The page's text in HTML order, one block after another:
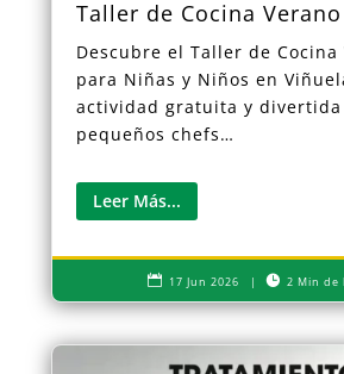
Taller de Cocina
Descubre el Taller de Cocina
para Niñas y Niños en
actividad gratuita y divertida
pequeños chefs…
Leer Más...
 17 Jun 2026 |  2 Min de